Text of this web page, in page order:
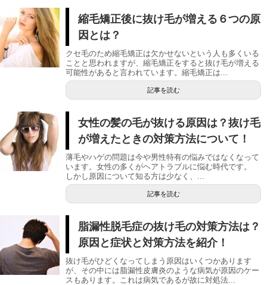
縮毛矯正後に抜け毛が増える６つの原
因とは？
クセ毛のため縮毛矯正は欠かせないという人も多くいる
ことと思われますが、縮毛矯正をすると抜け毛が増える
可能性があると言われています。縮毛矯正は...
記事を読む
女性の髪の毛が抜ける原因は？抜け毛
が増えたときの対策方法について！
薄毛やハゲの問題は今や男性特有の悩みではなくなって
います。女性の多くがヘアトラブルに悩む時代です。
しかし原因について知る方は少なく、...
記事を読む
脂漏性脱毛症の抜け毛の対策方法は？
原因と症状と対策方法を紹介！
抜け毛がひどくなってしまう原因はいくつかあります
が、その中には脂漏性皮膚炎のような病気が原因のケー
スもあります。これは病気であるが故に対処法...